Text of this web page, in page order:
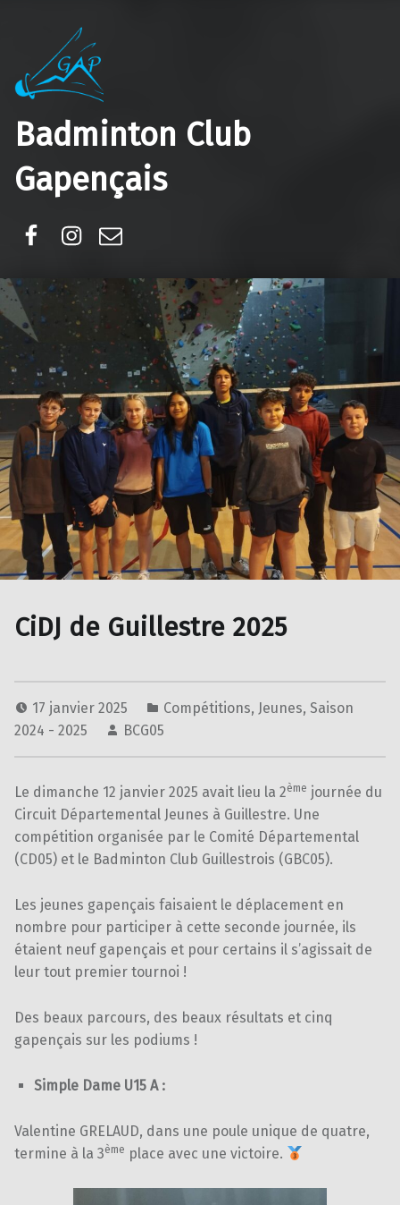
Badminton Club
Gapençais
CiDJ de Guillestre 2025
17 janvier 2025 Compétitions, Jeunes, Saison
2024 - 2025
BCG05
Le dimanche 12 janvier 2025 avait lieu la 2ème journée du
Circuit Départemental Jeunes à Guillestre. Une
compétition organisée par le Comité Départemental
(CD05) et le Badminton Club Guillestrois (GBC05).
Les jeunes gapençais faisaient le déplacement en
nombre pour participer à cette seconde journée, ils
étaient neuf gapençais et pour certains il s’agissait de
leur tout premier tournoi !
Des beaux parcours, des beaux résultats et cinq
gapençais sur les podiums !
Simple Dame U15 A :
Valentine GRELAUD, dans une poule unique de quatre,
termine à la 3ème place avec une victoire.